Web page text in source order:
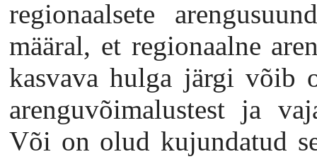
regionaalsete
määral, et regionaalne
kasvava hulga järgi võib
arenguvõimalustest ja
Või on olud kujundatud